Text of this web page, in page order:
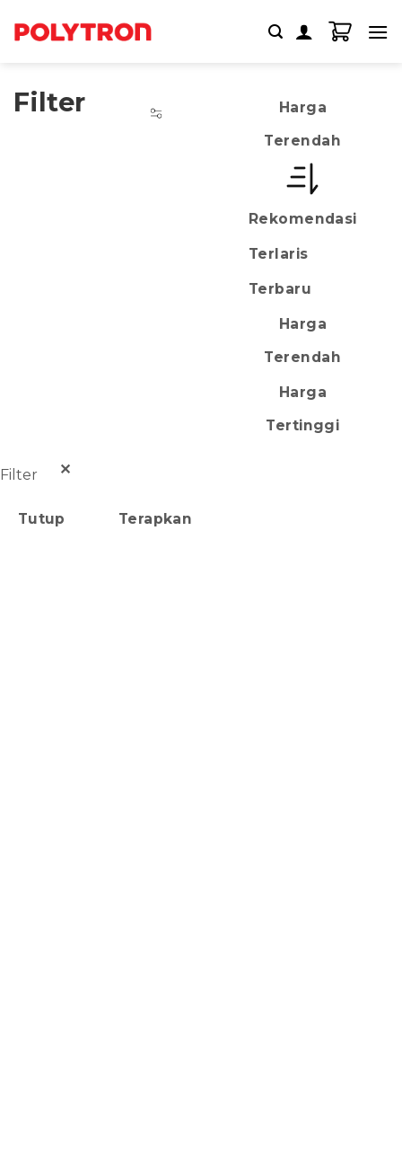
Filter
Harga
Terendah
Rekomendasi
Terlaris
Terbaru
Harga
Terendah
Harga
Tertinggi
Filter ✕
Tutup Terapkan